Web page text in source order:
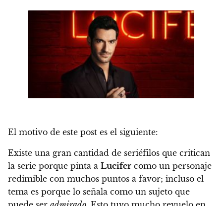
El motivo de este post es el siguiente:
Existe una gran cantidad de seriéfilos que critican
la serie porque pinta a Lucifer como un personaje
redimible con muchos puntos a favor; incluso el
tema es porque lo señala como un sujeto que